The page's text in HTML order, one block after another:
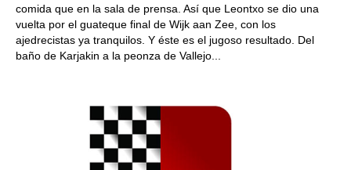
comida que en la sala de prensa. Así que Leontxo se dio una
vuelta por el guateque final de Wijk aan Zee, con los
ajedrecistas ya tranquilos. Y éste es el jugoso resultado. Del
baño de Karjakin a la peonza de Vallejo...